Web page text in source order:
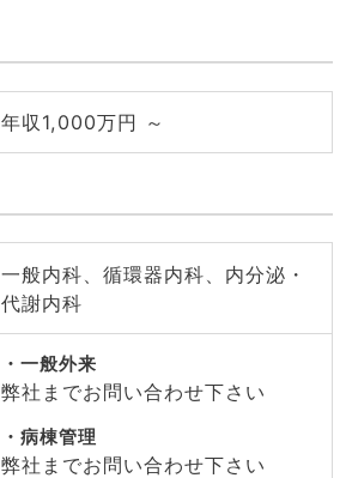
年収1,000万円 ～
一般内科、循環器内科、内分泌・
代謝内科
一般外来
弊社までお問い合わせ下さい
病棟管理
弊社までお問い合わせ下さい